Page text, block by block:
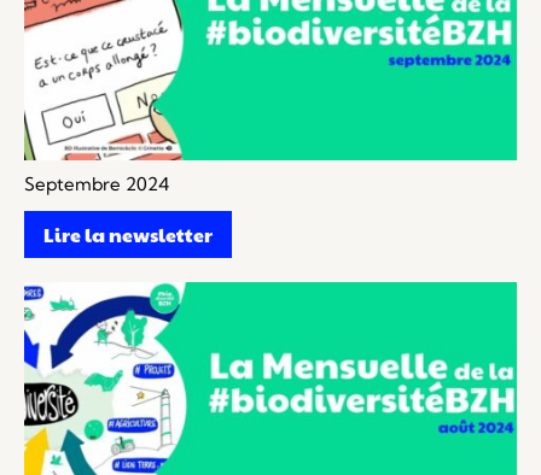
Septembre 2024
Lire la newsletter